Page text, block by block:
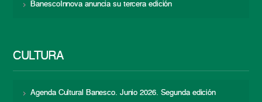
BanescoInnova anuncia su tercera edición
CULTURA
Agenda Cultural Banesco. Junio 2026. Segunda edición